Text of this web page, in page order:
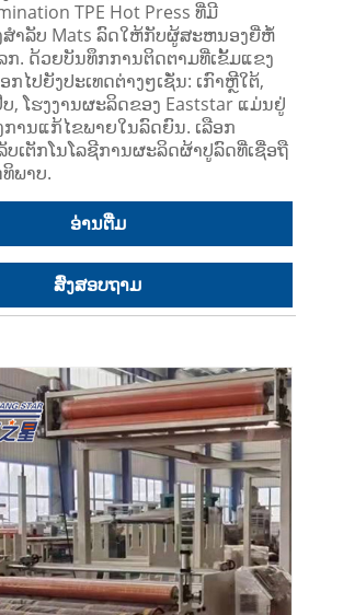
TPE Hot Press ທີ່ມີ
າລັບ Mats ລົດໃຫ້ກັບຜູ້ສະຫນອງຍີ່ຫໍ້
ກ. ດ້ວຍບັນທຶກການຕິດຕາມທີ່ເຂັ້ມແຂງ
ກໄປຍັງປະເທດຕ່າງໆເຊັ່ນ: ເກົາຫຼີໃຕ້,
, ໂຮງງານຜະລິດຂອງ Eaststar ແມ່ນຢູ່
ານແກ້ໄຂພາຍໃນລົດຍົນ. ເລືອກ
ບເຕັກໂນໂລຊີການຜະລິດຜ້າປູລົດທີ່ເຊື່ອຖື
ພາບ.
ອ່ານ​ຕື່ມ
ສົ່ງສອບຖາມ